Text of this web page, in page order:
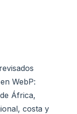
WebP:
África,
costa y